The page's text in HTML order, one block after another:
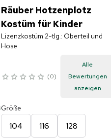
Räuber Hotzenplotz
Kostüm für Kinder
Lizenzkostüm 2-tlg.: Oberteil und
Hose
0
Alle
Bewertungen
anzeigen
Größe
104 116 128